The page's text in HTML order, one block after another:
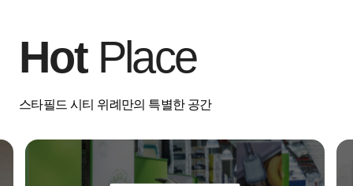
HotPlace
스타필드 시티 위례만의 특별한 공간